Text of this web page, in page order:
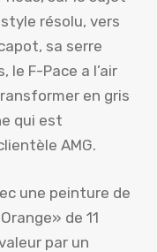
résolu, vers
sa serre
le F-Pace a l’air
en gris
qui est
AMG.
une peinture de
de 11
par un